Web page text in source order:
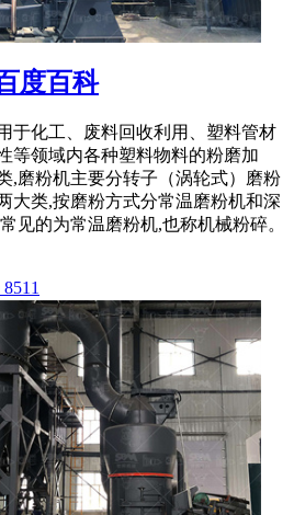
度百科
于化工、废料回收利用、塑料管材
等领域内各种塑料物料的粉磨加
,磨粉机主要分转子（涡轮式）磨粉
大类,按磨粉方式分常温磨粉机和深
见的为常温磨粉机,也称机械粉碎。